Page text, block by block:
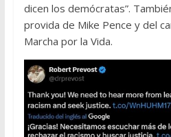
dicen los demócratas”.
provida de Mike Pence y del
Marcha por la Vida.